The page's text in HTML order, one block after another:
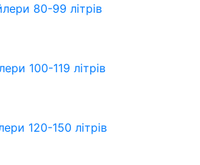
80-99 літрів
100-119 літрів
120-150 літрів